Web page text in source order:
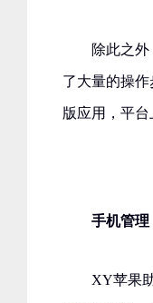
除此之
了大量的操
版应用，平台
手机管理
XY苹果